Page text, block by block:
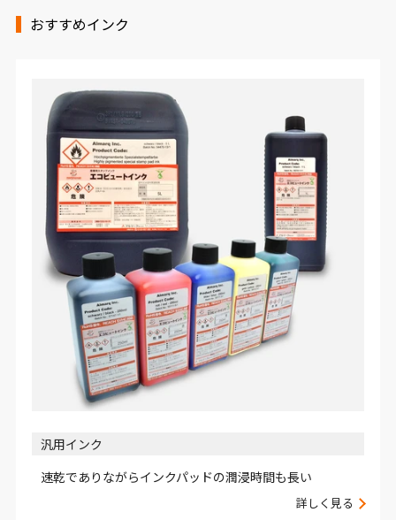
おすすめインク
汎用インク
速乾でありながらインクパッドの潤浸時間も長い
詳しく見る